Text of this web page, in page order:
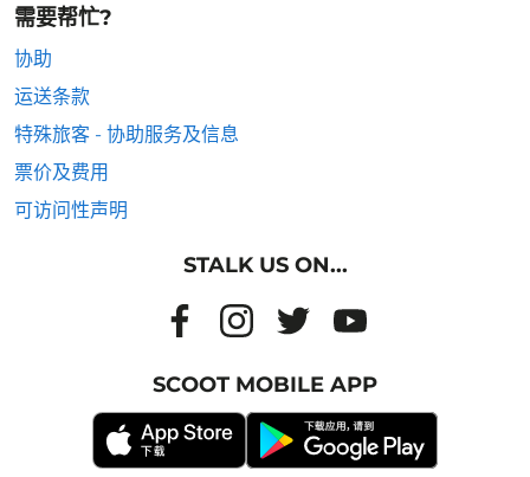
需要帮忙?
协助
运送条款
特殊旅客 - 协助服务及信息
票价及费用
可访问性声明
STALK US ON...
SCOOT MOBILE APP